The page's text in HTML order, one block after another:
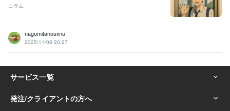
コラム
nagomitanosimu
2025/11/08 20:27